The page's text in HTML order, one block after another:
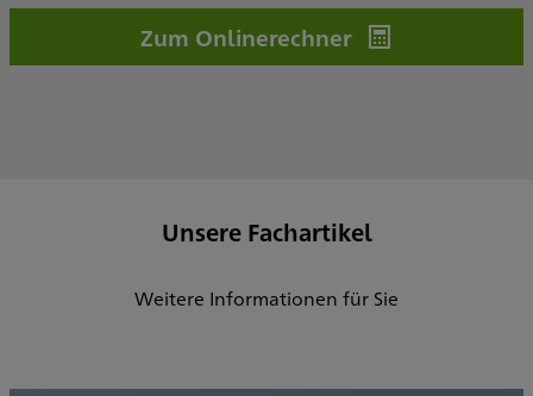
Zum Onlinerechner
Unsere Fachartikel
Weitere Informationen für Sie